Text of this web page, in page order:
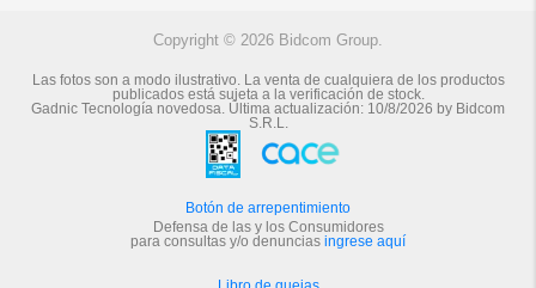
Copyright © 2026 Bidcom Group.
Las fotos son a modo ilustrativo. La venta de cualquiera de los productos
publicados está sujeta a la verificación de stock.
Gadnic Tecnología novedosa. Última actualización: 10/8/2026 by Bidcom
S.R.L.
Botón de arrepentimiento
Defensa de las y los Consumidores
para consultas y/o denuncias ingrese aquí